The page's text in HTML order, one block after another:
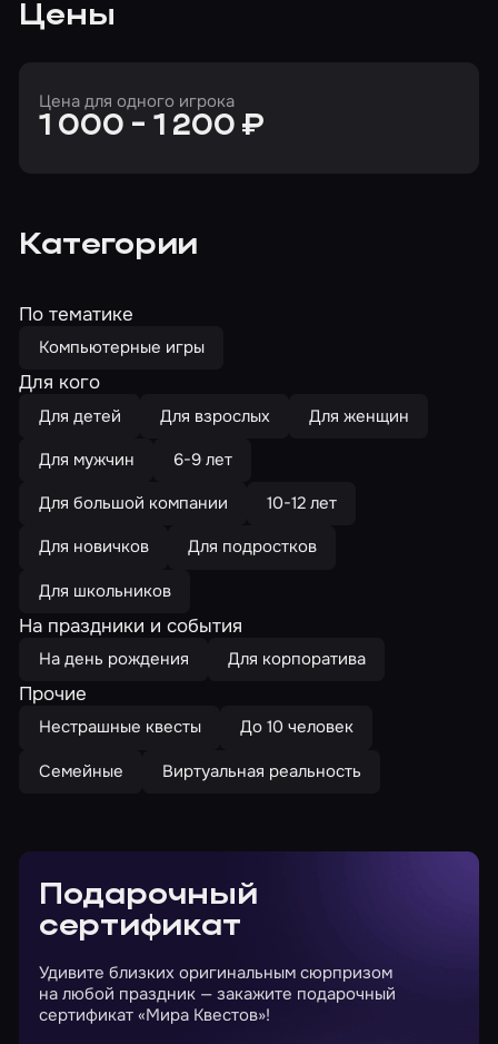
Цены
Цена для одного игрока
1 000 - 1 200 ₽
Категории
По тематике
Компьютерные игры
Для кого
Для детей Для взрослых
Для женщин
Для мужчин
6-9 лет
Для большой компании
10-12 лет
Для новичков
Для подростков
Для школьников
На праздники и события
На день рождения Для корпоратива
Прочие
Нестрашные квесты
До 10 человек
Семейные
Виртуальная реальность
Подарочный
сертификат
Удивите близких оригинальным сюрпризом
на любой праздник — закажите подарочный
сертификат «Мира Квестов»!